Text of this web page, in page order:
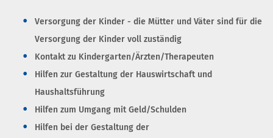
Versorgung der Kinder - die Mütter und Väter sind für die
Versorgung der Kinder voll zuständig
Kontakt zu Kindergarten/Ärzten/Therapeuten
Hilfen zur Gestaltung der Hauswirtschaft und
Haushaltsführung
Hilfen zum Umgang mit Geld/Schulden
Hilfen bei der Gestaltung der